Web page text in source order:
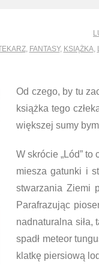
, FANTASY, KSIĄŻKA,
Od czego, by tu
książka tego
większej sumy
W skrócie „Lód”
miesza gatunki i
stwarzania Ziemi
Parafrazując
nadnaturalna siła,
spadł meteor
klatkę piersiową